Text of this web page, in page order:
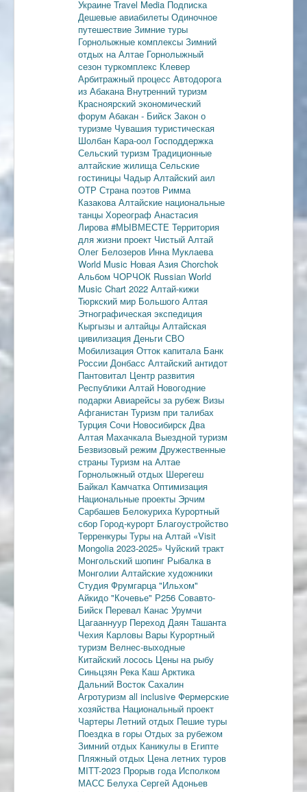
Украине Travel Media Подписка
Дешевые авиабилеты Одиночное
путешествие Зимние туры
Горнолыжные комплексы Зимний
отдых на Алтае Горнолыжный
сезон туркомплекс Клевер
Арбитражный процесс Автодорога
из Абакана Внутренний туризм
Красноярский экономический
форум Абакан - Бийск Закон о
туризме Чувашия туристическая
Шолбан Кара-оол Господдержка
Сельский туризм Традиционные
алтайские жилища Сельские
гостиницы Чадыр Алтайский аил
ОТР Страна поэтов Римма
Казакова Алтайские национальные
танцы Хореограф Анастасия
Лирова #МЫВМЕСТЕ Территория
для жизни проект Чистый Алтай
Олег Белозеров Инна Муклаева
World Music Новая Азия Chorchok
Альбом ЧОРЧОК Russian World
Music Chart 2022 Алтай-кижи
Тюркский мир Большого Алтая
Этнографическая экспедиция
Кыргызы и алтайцы Алтайская
цивилизация Деньги СВО
Мобилизация Отток капитала Банк
России Донбасс Алтайский антидот
Пантовитал Центр развития
Республики Алтай Новогодние
подарки Авиарейсы за рубеж Визы
Афганистан Туризм при талибах
Турция Сочи Новосибирск Два
Алтая Махачкала Выездной туризм
Безвизовый режим Дружественные
страны Туризм на Алтае
Горнолыжный отдых Шерегеш
Байкал Камчатка Оптимизация
Национальные проекты Эрчим
Сарбашев Белокуриха Курортный
сбор Город-курорт Благоустройство
Терренкуры Туры на Алтай «Visit
Mongolia 2023-2025» Чуйский тракт
Монгольский шопинг Рыбалка в
Монголии Алтайские художники
Студия Фрумгарца "Ильхом"
Айкидо "Кочевье" Р256 Совавто-
Бийск Перевал Канас Урумчи
Цагааннуур Переход Даян Ташанта
Чехия Карловы Вары Курортный
туризм Велнес-выходные
Китайский лосось Цены на рыбу
Синьцзян Река Каш Арктика
Дальний Восток Сахалин
Агротуризм all inclusive Фермерские
хозяйства Национальный проект
Чартеры Летний отдых Пешие туры
Поездка в горы Отдых за рубежом
Зимний отдых Каникулы в Египте
Пляжный отдых Цена летних туров
MITT-2023 Прорыв года Исполком
МАСС Белуха Сергей Адоньев